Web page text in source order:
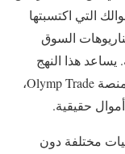
التي اكتسبتها
السوق
يساعد هذا النهج
العملي على بناء الثقة عند بدء التداول على منصة Olymp Trade،
حقيقية.
مختلفة دون